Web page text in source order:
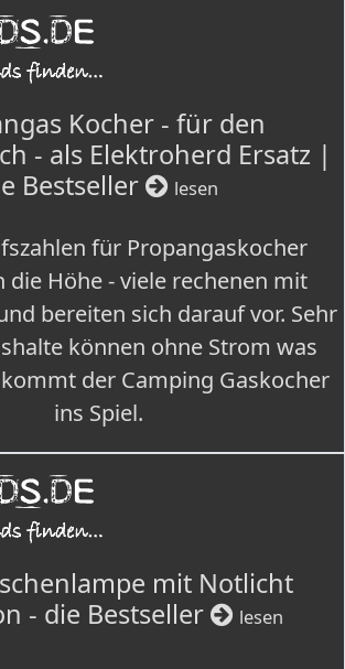
Kocher - für den
- als Elektroherd Ersatz |
Bestseller
lesen
für Propangaskocher
die Höhe - viele rechenen mit
bereiten sich darauf vor. Sehr
können ohne Strom was
der Camping Gaskocher
ins Spiel.
mit Notlicht
- die Bestseller
lesen